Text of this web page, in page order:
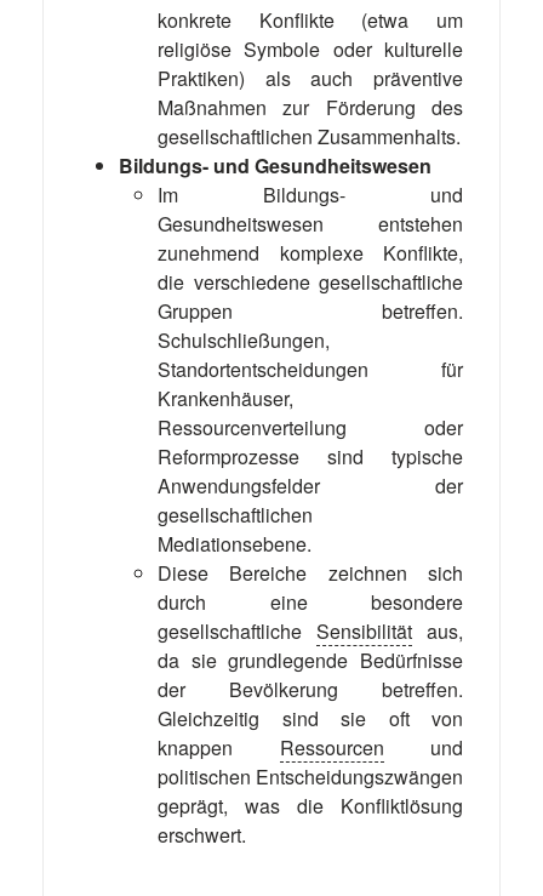
konkrete Konflikte (etwa um
religiöse Symbole oder kulturelle
Praktiken) als auch präventive
Maßnahmen zur Förderung des
gesellschaftlichen Zusammenhalts.
Bildungs- und Gesundheitswesen
Im Bildungs- und
Gesundheitswesen entstehen
zunehmend komplexe Konflikte,
die verschiedene gesellschaftliche
Gruppen betreffen.
Schulschließungen,
Standortentscheidungen für
Krankenhäuser,
Ressourcenverteilung oder
Reformprozesse sind typische
Anwendungsfelder der
gesellschaftlichen
Mediationsebene.
Diese Bereiche zeichnen sich
durch eine besondere
gesellschaftliche Sensibilität aus,
da sie grundlegende Bedürfnisse
der Bevölkerung betreffen.
Gleichzeitig sind sie oft von
knappen Ressourcen und
politischen Entscheidungszwängen
geprägt, was die Konfliktlösung
erschwert.